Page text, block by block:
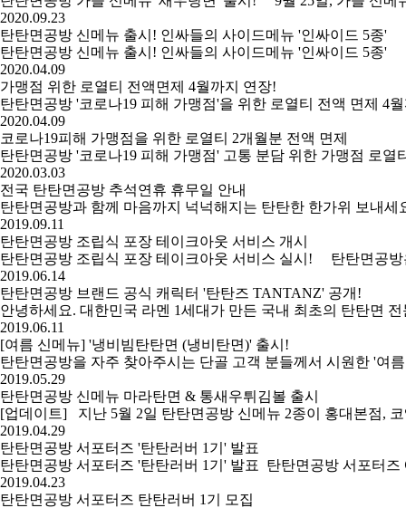
2020.09.23
탄탄면공방 신메뉴 출시! 인싸들의 사이드메뉴 '인싸이드 5종'
탄탄면공방 신메뉴 출시! 인싸들의 사이드메뉴 '인싸이드 5
2020.04.09
가맹점 위한 로열티 전액면제 4월까지 연장!
탄탄면공방 '코로나19 피해 가맹점'을 위한 로열티 전액 면제
2020.04.09
코로나19피해 가맹점을 위한 로열티 2개월분 전액 면제
탄탄면공방 '코로나19 피해 가맹점' 고통 분담 위한 가맹점 로
2020.03.03
전국 탄탄면공방 추석연휴 휴무일 안내
탄탄면공방과 함께 마음까지 넉넉해지는 탄탄한 한가위 보내세
2019.09.11
탄탄면공방 조립식 포장 테이크아웃 서비스 개시
탄탄면공방 조립식 포장 테이크아웃 서비스 실시! 탄탄면공
2019.06.14
탄탄면공방 브랜드 공식 캐릭터 '탄탄즈 TANTANZ' 공개!
안녕하세요. 대한민국 라멘 1세대가 만든 국내 최초의 탄탄면
2019.06.11
[여름 신메뉴] '냉비빔탄탄면 (냉비탄면)' 출시!
탄탄면공방을 자주 찾아주시는 단골 고객 분들께서 시원한 '
2019.05.29
탄탄면공방 신메뉴 마라탄면 & 통새우튀김볼 출시
[업데이트] 지난 5월 2일 탄탄면공방 신메뉴 2종이 홍대본점,
2019.04.29
탄탄면공방 서포터즈 '탄탄러버 1기' 발표
탄탄면공방 서포터즈 '탄탄러버 1기' 발표 ​탄탄면공방 서포터
2019.04.23
탄탄면공방 서포터즈 탄탄러버 1기 모집